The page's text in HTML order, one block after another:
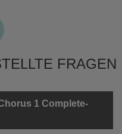
FRAGEN
1 Complete-